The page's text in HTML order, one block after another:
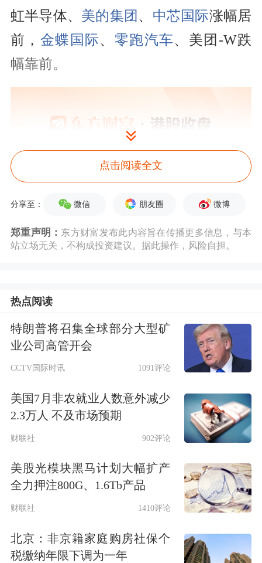
虹半导体、 美的集团 、 中芯国际涨幅居
前， 金蝶国际、 零跑汽车、美团-W跌
幅靠前。
点击阅读全文
分享至： 微信 朋友圈 微博
郑重声明： 东方财富发布此内容旨在传播更多信息，与本
站立场无关，不构成投资建议。据此操作，风险自担。
热点阅读
特朗普将召集全球部分大型矿
业公司高管开会
CCTV国际时讯 1091评论
美国7月非农就业人数意外减少
2.3万人 不及市场预期
财联社 902评论
美股光模块黑马计划大幅扩产
全力押注800G、1.6Tb产品
财联社 1410评论
北京：非京籍家庭购房社保个
税缴纳年限下调为一年